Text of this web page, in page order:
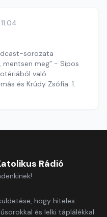
11:04
sorozata
mentsen meg” - Sipos
való
és Krúdy Zsófia. 1.
Rádió
hogy hiteles
és lelki táplálékkal